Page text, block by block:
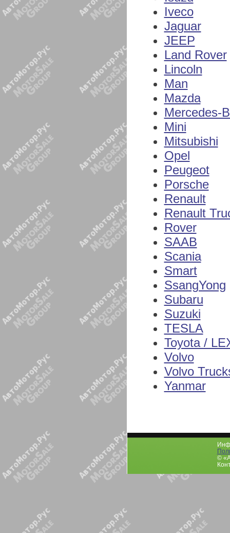
Iveco
Jaguar
JEEP
Land Rover
Lincoln
Man
Mazda
Mercedes-
Mini
Mitsubishi
Opel
Peugeot
Porsche
Renault
Renault
Rover
SAAB
Scania
Smart
SsangYong
Subaru
Suzuki
TESLA
Toyota /
Volvo
Volvo
Yanmar
©